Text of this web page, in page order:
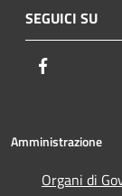
SEGUICI SU
Amministrazione
Organi di